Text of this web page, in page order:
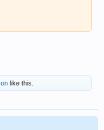
like this.